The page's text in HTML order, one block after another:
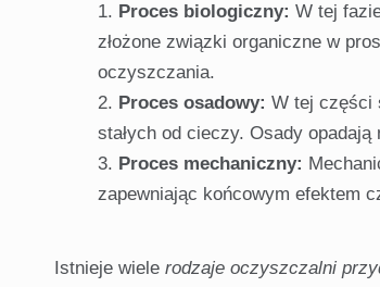
Proces biologiczny: W tej
złożone związki organiczne w
oczyszczania.
Proces osadowy: W tej części
stałych od cieczy. Osady opadają
Proces mechaniczny:
zapewniając końcowym efektem
Istnieje wiele rodzaje oczyszczalni